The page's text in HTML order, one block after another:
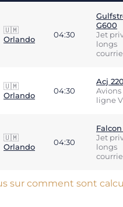
🇺🇲
Orlando
04:30
G600
Jet
longs
🇺🇲
Orlando
04:30
Acj 220
Avions
ligne
🇺🇲
Orlando
04:30
Falcon
Jet
longs
sur comment sont